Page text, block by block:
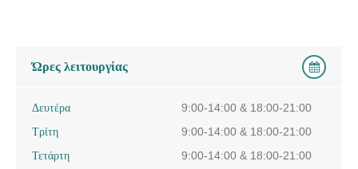
Ώρες λειτουργίας
Δευτέρα
9:00-14:00 & 18:00-21:00
Τρίτη
9:00-14:00 & 18:00-21:00
Τετάρτη
9:00-14:00 & 18:00-21:00